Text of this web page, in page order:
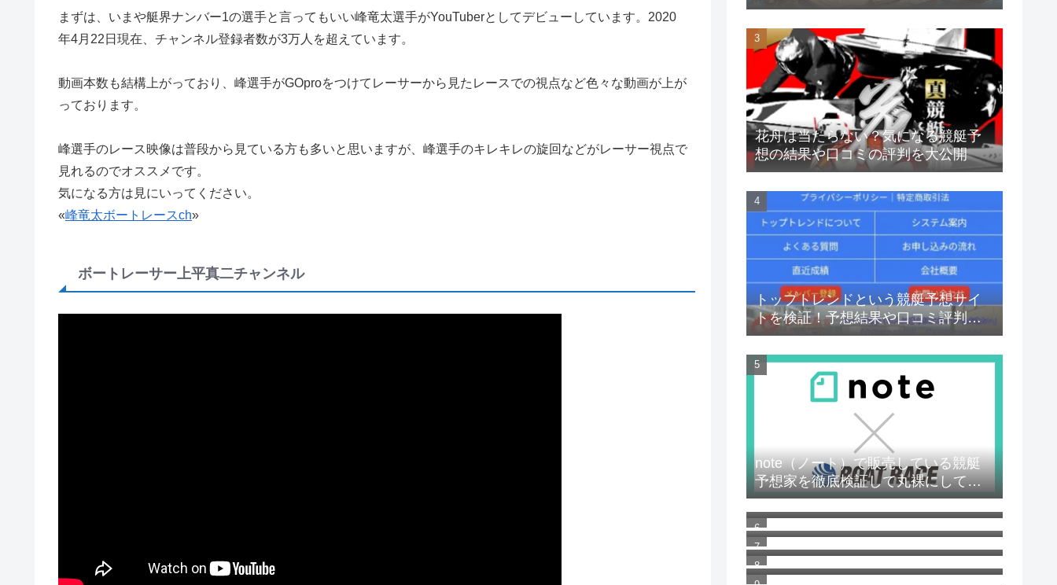
まずは、いまや艇界ナンバー1の選手と言ってもいい峰竜太選手がYouTuberとしてデビューしています。2020
年4月22日現在、チャンネル登録者数が3万人を超えています。
動画本数も結構上がっており、峰選手がGOproをつけてレーサーから見たレースでの視点など色々な動画が上が
っております。
峰選手のレース映像は普段から見ている方も多いと思いますが、峰選手のキレキレの旋回などがレーサー視点で
見れるのでオススメです。
気になる方は見にいってください。
«峰竜太ボートレースch»
ボートレーサー上平真二チャンネル
花舟は当たらない？気になる競艇予
想の結果や口コミの評判を大公開
トップトレンドという競艇予想サイ
トを検証！予想結果や口コミ評判ま
で完全網羅！
note（ノート）で販売している競艇
予想家を徹底検証して丸裸にしてや
る！
皇艇は当たらない？気になる競艇予
想の結果や口コミの評判を大公開
ボートレース歴代オバケモーター
競艇ライナーは当たらない？気にな
る競艇予想の結果や口コミの評判を
大公開
ボートレース（競艇）場のマスコッ
トキャラクター
競艇ライトニングは当たらない？気
になる競艇予想の結果や口コミの評